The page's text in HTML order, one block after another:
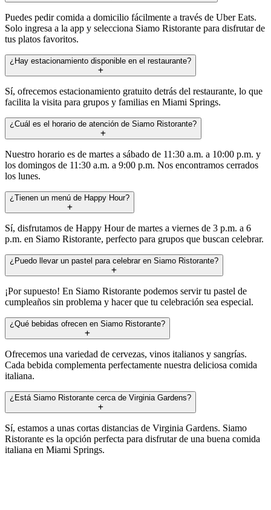
Puedes pedir comida a domicilio fácilmente a través de Uber Eats.
Solo ingresa a la app y selecciona Siamo Ristorante para disfrutar de
tus platos favoritos.
¿Hay estacionamiento disponible en el restaurante?
Sí, ofrecemos estacionamiento gratuito detrás del restaurante, lo que
facilita la visita para grupos y familias en Miami Springs.
¿Cuál es el horario de atención de Siamo Ristorante?
Nuestro horario es de martes a sábado de 11:30 a.m. a 10:00 p.m. y
los domingos de 11:30 a.m. a 9:00 p.m. Nos encontramos cerrados
los lunes.
¿Tienen un menú de Happy Hour?
Sí, disfrutamos de Happy Hour de martes a viernes de 3 p.m. a 6
p.m. en Siamo Ristorante, perfecto para grupos que buscan celebrar.
¿Puedo llevar un pastel para celebrar en Siamo Ristorante?
¡Por supuesto! En Siamo Ristorante podemos servir tu pastel de
cumpleaños sin problema y hacer que tu celebración sea especial.
¿Qué bebidas ofrecen en Siamo Ristorante?
Ofrecemos una variedad de cervezas, vinos italianos y sangrías.
Cada bebida complementa perfectamente nuestra deliciosa comida
italiana.
¿Está Siamo Ristorante cerca de Virginia Gardens?
Sí, estamos a unas cortas distancias de Virginia Gardens. Siamo
Ristorante es la opción perfecta para disfrutar de una buena comida
italiana en Miami Springs.